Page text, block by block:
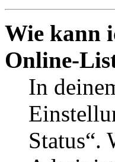
Wie kann
Online-
In
Status“.